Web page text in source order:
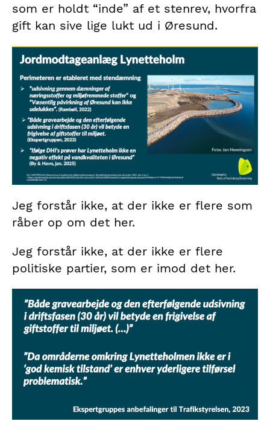
som er holdt “inde” af et stenrev, hvorfra
gift kan sive lige lukt ud i Øresund.
Jeg forstår ikke, at der ikke er flere som
råber op om det her.
Jeg forstår ikke, at der ikke er flere
politiske partier, som er imod det her.